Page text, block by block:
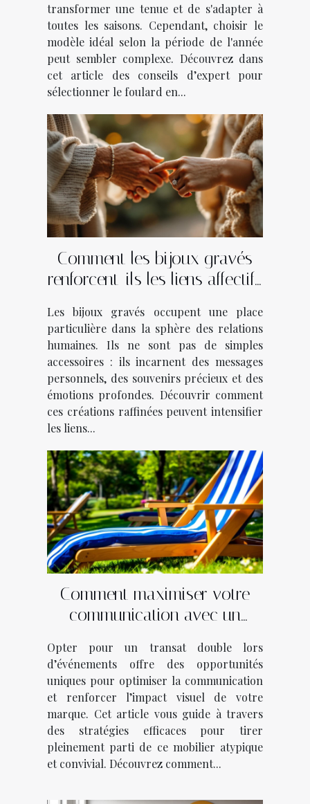
transformer une tenue et de s'adapter à
toutes les saisons. Cependant, choisir le
modèle idéal selon la période de l'année
peut sembler complexe. Découvrez dans
cet article des conseils d’expert pour
sélectionner le foulard en...
Comment les bijoux gravés
renforcent-ils les liens affectifs
Les bijoux gravés occupent une place
particulière dans la sphère des relations
humaines. Ils ne sont pas de simples
accessoires : ils incarnent des messages
personnels, des souvenirs précieux et des
émotions profondes. Découvrir comment
ces créations raffinées peuvent intensifier
les liens...
Comment maximiser votre
communication avec un
d’événements ?
Opter pour un transat double lors
d’événements offre des opportunités
uniques pour optimiser la communication
et renforcer l’impact visuel de votre
marque. Cet article vous guide à travers
des stratégies efficaces pour tirer
pleinement parti de ce mobilier atypique
et convivial. Découvrez comment...